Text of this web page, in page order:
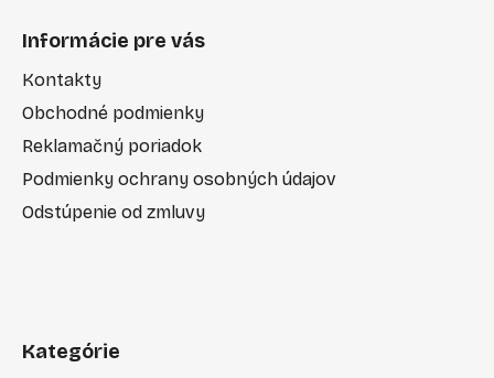
Informácie pre vás
Kontakty
Obchodné podmienky
Reklamačný poriadok
Podmienky ochrany osobných údajov
Odstúpenie od zmluvy
Kategórie